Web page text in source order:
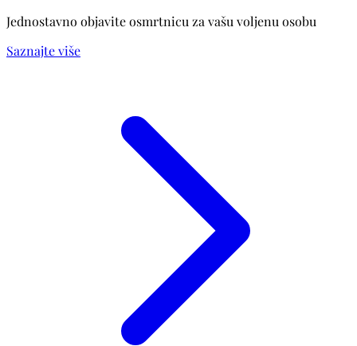
Jednostavno objavite osmrtnicu za vašu voljenu osobu
Saznajte više